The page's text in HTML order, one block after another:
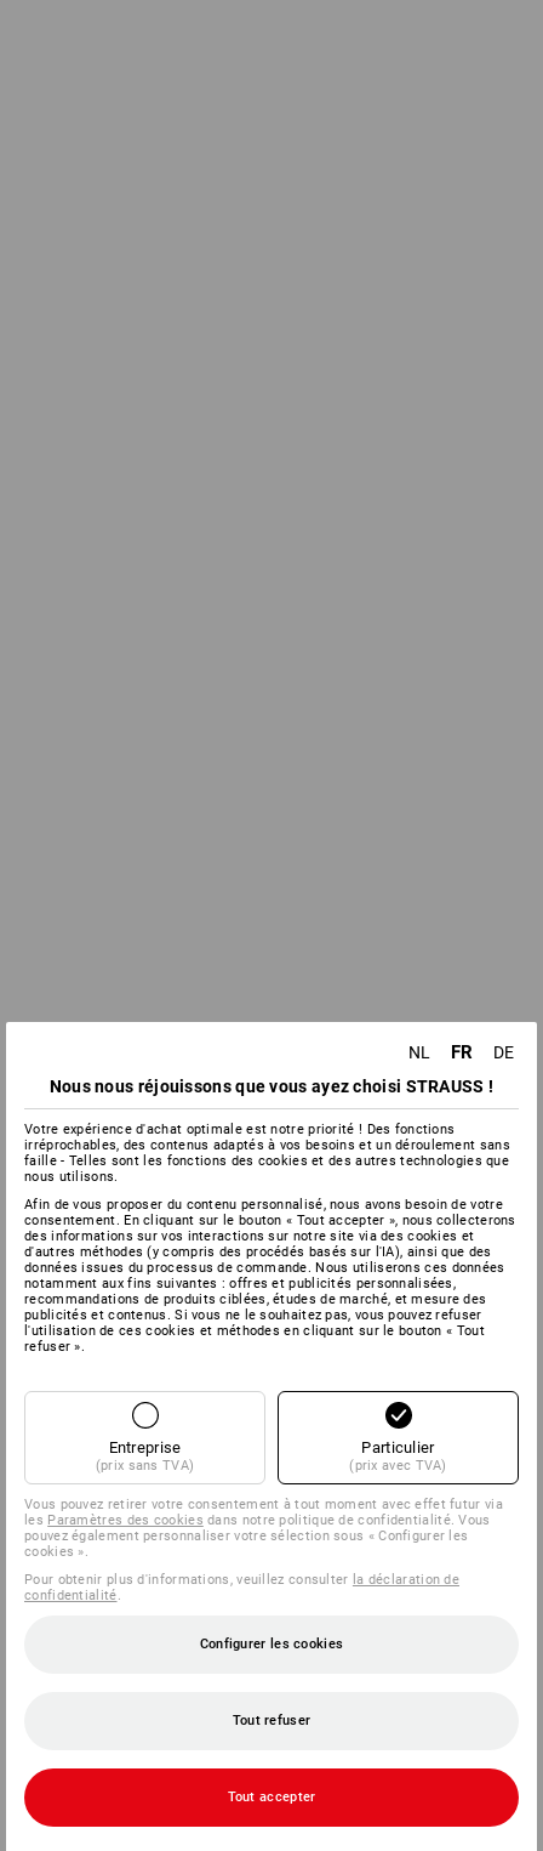
NL FR
DE
Nous nous réjouissons que vous ayez choisi STRAUSS !
Votre expérience d'achat optimale est notre priorité ! Des fonctions
irréprochables, des contenus adaptés à vos besoins et un déroulement sans
faille - Telles sont les fonctions des cookies et des autres technologies que
nous utilisons.
Afin de vous proposer du contenu personnalisé, nous avons besoin de votre
consentement. En cliquant sur le bouton « Tout accepter », nous collecterons
des informations sur vos interactions sur notre site via des cookies et
d'autres méthodes (y compris des procédés basés sur l'IA), ainsi que des
données issues du processus de commande. Nous utiliserons ces données
notamment aux fins suivantes : offres et publicités personnalisées,
recommandations de produits ciblées, études de marché, et mesure des
publicités et contenus. Si vous ne le souhaitez pas, vous pouvez refuser
l'utilisation de ces cookies et méthodes en cliquant sur le bouton « Tout
refuser ».
Entreprise
(prix sans TVA)
Particulier
(prix avec TVA)
Vous pouvez retirer votre consentement à tout moment avec effet futur via
les Paramètres des cookies dans notre politique de confidentialité. Vous
pouvez également personnaliser votre sélection sous « Configurer les
cookies ».
Pour obtenir plus d'informations, veuillez consulter la déclaration de
confidentialité.
Configurer les cookies
Tout refuser
Tout accepter